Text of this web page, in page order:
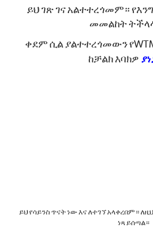
ይህ ገጽ ገና አልተተረጎመም።
መመልከት
ቀደም ሲል ያልተተረጎመውን
ከቻልክ እባክዎ
ይህ የሳይንስ ጥናት ነው እና ለተገኘ አላቀረበም።
ነጻ ይሰጣል።